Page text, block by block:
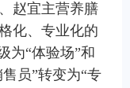
赵宜主营养膳
化、专业化的
为“体验场”和
员”转变为“专